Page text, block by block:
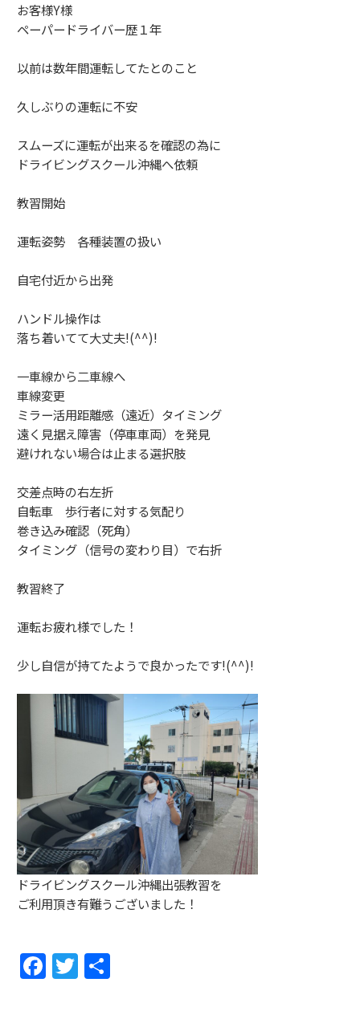
お客様Y様
ペーパードライバー歴１年
以前は数年間運転してたとのこと
久しぶりの運転に不安
スムーズに運転が出来るを確認の為に
ドライビングスクール沖縄へ依頼
教習開始
運転姿勢 各種装置の扱い
自宅付近から出発
ハンドル操作は
落ち着いてて大丈夫!(^^)!
一車線から二車線へ
車線変更
ミラー活用距離感（遠近）タイミング
遠く見据え障害（停車車両）を発見
避けれない場合は止まる選択肢
交差点時の右左折
自転車 歩行者に対する気配り
巻き込み確認（死角）
タイミング（信号の変わり目）で右折
教習終了
運転お疲れ様でした！
少し自信が持てたようで良かったです!(^^)!
ドライビングスクール沖縄出張教習を
ご利用頂き有難うございました！
F
a
T
w